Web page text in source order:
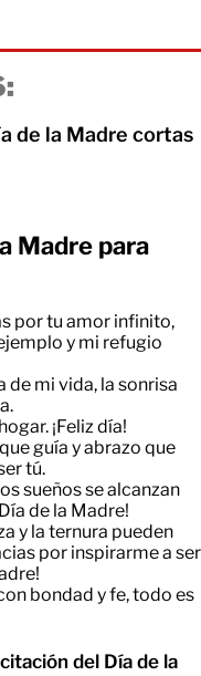
de la Madre cortas
Madre para
por tu amor infinito,
y mi refugio
de mi vida, la sonrisa
¡Feliz día!
guía y abrazo que
tú.
sueños se alcanzan
de la Madre!
y la ternura pueden
por inspirarme a ser
bondad y fe, todo es
del Día de la